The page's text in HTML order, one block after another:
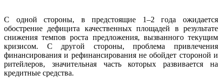
С одной стороны, в предстоящие 1–2 года ожидается
обострение дефицита качественных площадей в результате
снижения темпов роста предложения, вызванного текущим
кризисом. С другой стороны, проблема привлечения
финансирования и рефинансирования не обойдет стороной и
ритейлеров, значительная часть которых развивается на
кредитные средства.